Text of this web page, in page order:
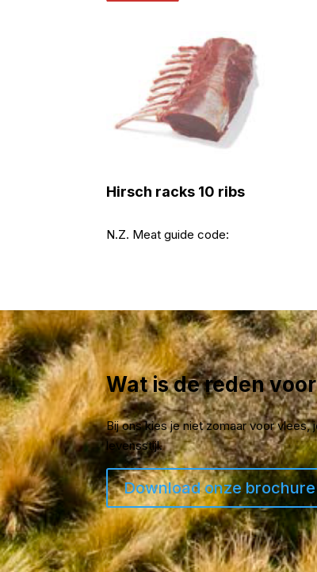
Hirsch racks 10 ribs
N.Z. Meat guide code:
Wat is de reden
Bij ons kies je niet zomaar voor vlees,
levensstijl.
Download onze brochure